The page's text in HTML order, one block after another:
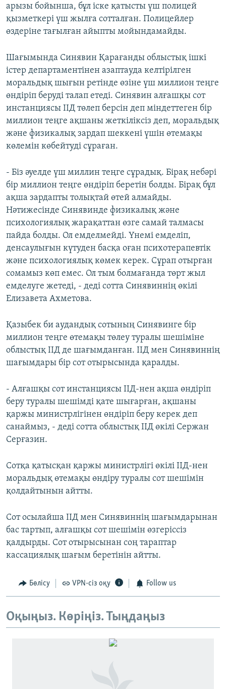
арызы бойынша, бұл іске қатысты үш полицей
қызметкері үш жылға сотталған. Полицейлер
өздеріне тағылған айыпты мойындамайды.
Шағымында Синявин Қарағанды облыстық ішкі
істер департаментінен азаптауда келтірілген
моральдық шығын ретінде өзіне үш миллион теңге
өндіріп беруді талап етеді. Синявин алғашқы сот
инстанциясы ІІД төлеп берсін деп міндеттеген бір
миллион теңге ақшаны жеткіліксіз деп, моральдық
және физикалық зардап шеккені үшін өтемақы
көлемін көбейтуді сұраған.
- Біз әуелде үш миллин теңге сұрадық. Бірақ небәрі
бір миллион теңге өндіріп беретін болды. Бірақ бұл
ақша зардапты толықтай өтей алмайды.
Нәтижесінде Синявинде физикалық және
психологиялық жарақаттан өзге самай талмасы
пайда болды. Ол емделмейді. Үнемі емделіп,
денсаулығын күтуден басқа оған психотерапевтік
және психологиялық көмек керек. Сұрап отырған
сомамыз көп емес. Ол тым болмағанда төрт жыл
емделуге жетеді, - деді сотта Синявиннің өкілі
Елизавета Ахметова.
Қазыбек би аудандық сотының Синявинге бір
миллион теңге өтемақы төлеу туралы шешіміне
облыстық ІІД де шағымданған. ІІД мен Синявиннің
шағымдары бір сот отырысында қаралды.
- Алғашқы сот инстанциясы ІІД-нен ақша өндіріп
беру туралы шешімді қате шығарған, ақшаны
қаржы министрлігінен өндіріп беру керек деп
санаймыз, - деді сотта облыстық ІІД өкілі Сержан
Серғазин.
Сотқа қатысқан қаржы министрлігі өкілі ІІД-нен
моральдық өтемақы өндіру туралы сот шешімін
қолдайтынын айтты.
Сот осылайша ІІД мен Синявиннің шағымдарынан
бас тартып, алғашқы сот шешімін өзгеріссіз
қалдырды. Сот отырысынан соң тараптар
кассациялық шағым беретінін айтты.
Бөлісу VPN-сіз оқу Follow us
Оқыңыз. Көріңіз. Тыңдаңыз